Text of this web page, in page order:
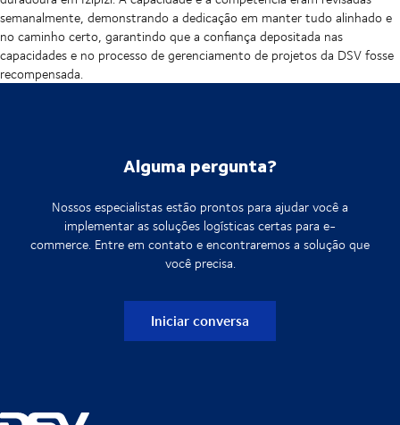
semanalmente, demonstrando a dedicação em manter tudo alinhado e
no caminho certo, garantindo que a confiança depositada nas
capacidades e no processo de gerenciamento de projetos da DSV fosse
recompensada.
Alguma pergunta?
Nossos especialistas estão prontos para ajudar você a
implementar as soluções logísticas certas para e-
commerce. Entre em contato e encontraremos a solução que
você precisa.
Iniciar conversa